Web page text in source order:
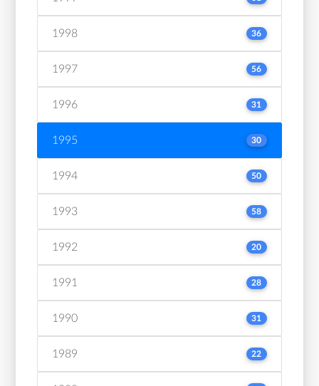
1998 36
1997 56
1996 31
1995 30
1994 50
1993 58
1992 20
1991 28
1990 31
1989 22